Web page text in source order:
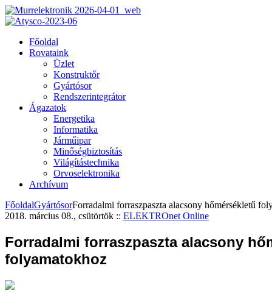
Főoldal
Rovataink
Üzlet
Konstruktőr
Gyártósor
Rendszerintegrátor
Ágazatok
Energetika
Informatika
Járműipar
Minőségbiztosítás
Világítástechnika
Orvoselektronika
Archívum
FőoldalGyártósorForradalmi forraszpaszta alacsony hőmérsékletű
2018. március 08., csütörtök :: ELEKTROnet Online
Forradalmi forraszpaszta alacsony
folyamatokhoz